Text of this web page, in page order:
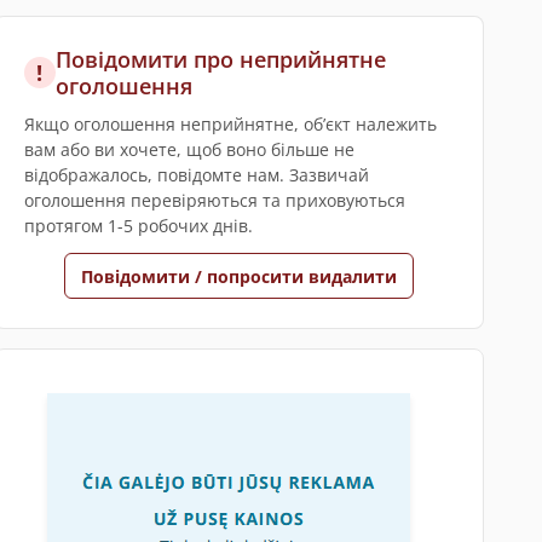
! Повідомити про неприйнятне
оголошення
Якщо оголошення неприйнятне, обʼєкт належить
вам або ви хочете, щоб воно більше не
відображалось, повідомте нам. Зазвичай
оголошення перевіряються та приховуються
протягом 1-5 робочих днів.
Повідомити / попросити видалити